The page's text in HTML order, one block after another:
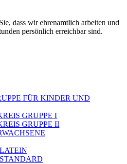
dass wir ehrenamtlich arbeiten und
persönlich erreichbar sind.
FÜR KINDER UND
GRUPPE I
GRUPPE II